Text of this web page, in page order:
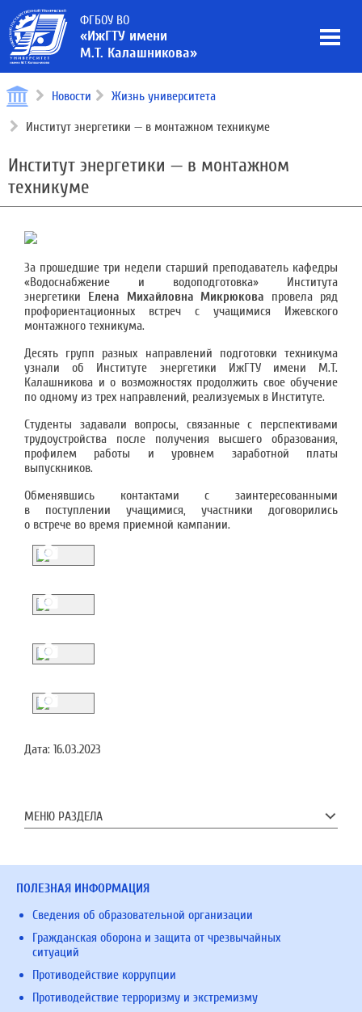
ФГБОУ ВО
«ИжГТУ имени
М.Т. Калашникова»
Новости Жизнь университета
Институт энергетики — в монтажном техникуме
Институт энергетики — в монтажном
техникуме
За прошедшие три недели старший преподаватель кафедры
«Водоснабжение и водоподготовка» Института
энергетики Елена Михайловна Микрюкова провела ряд
профориентационных встреч с учащимися Ижевского
монтажного техникума.
Десять групп разных направлений подготовки техникума
узнали об Институте энергетики ИжГТУ имени М.Т.
Калашникова и о возможностях продолжить свое обучение
по одному из трех направлений, реализуемых в Институте.
Студенты задавали вопросы, связанные с перспективами
трудоустройства после получения высшего образования,
профилем работы и уровнем заработной платы
выпускников.
Обменявшись контактами с заинтересованными
в поступлении учащимися, участники договорились
о встрече во время приемной кампании.
Дата: 16.03.2023
МЕНЮ РАЗДЕЛА
ПОЛЕЗНАЯ ИНФОРМАЦИЯ
Сведения об образовательной организации
Гражданская оборона и защита от чрезвычайных
ситуаций
Противодействие коррупции
Противодействие терроризму и экстремизму